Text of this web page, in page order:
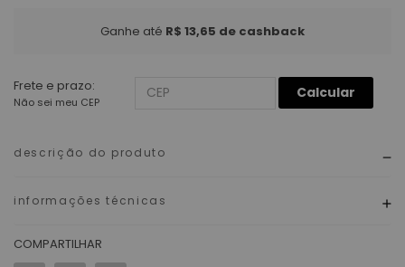
Ganhe até R$ 13,65 de cashback
Frete e prazo:
Não sei meu CEP
Calcular
descrição do produto
informações técnicas
COMPARTILHAR